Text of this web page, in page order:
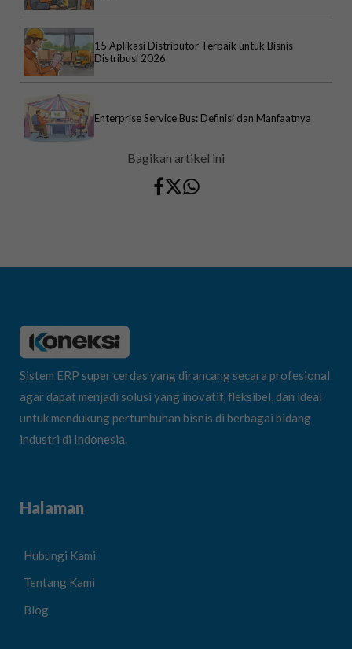
15 Aplikasi Distributor Terbaik untuk Bisnis
Distribusi 2026
Enterprise Service Bus: Definisi dan Manfaatnya
Bagikan artikel ini
Sistem ERP super cerdas yang dirancang secara profesional
agar dapat menjadi solusi yang inovatif, fleksibel, dan ideal
untuk mendukung pertumbuhan bisnis di berbagai bidang
industri di Indonesia.
Halaman
Hubungi Kami
Tentang Kami
Blog